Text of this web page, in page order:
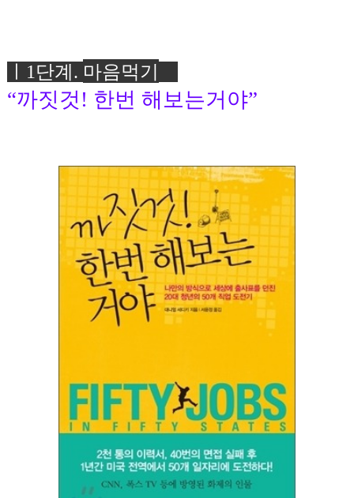
ㅣ1단계 . 마음먹기
“까짓것 ! 한번 해보는거야”